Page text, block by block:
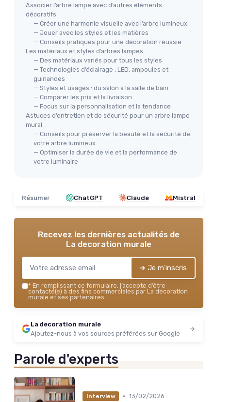
Associer l’arbre lampe avec d’autres éléments
décoratifs
— Créer une harmonie visuelle avec l’arbre lumineux
— Jouer avec les styles et les matières
— Conseils pratiques pour une décoration réussie
Les matériaux et styles d’arbres lampes
— Des matériaux variés pour tous les styles
— Technologies d’éclairage : LED, ampoules et
guirlandes
— Styles et usages : du salon à la salle de bain
— Comparer les prix et la livraison
— Focus sur la personnalisation et la tendance
Astuces d’entretien et de sécurité pour un arbre lampe
mural
— Conseils pour préserver la beauté et la sécurité de
votre arbre lumineux
— Optimiser la durée de vie et la performance de
votre luminaire
Résumer ChatGPT Claude Mistral
Recevez les dernières actualités de
La decoration murale
➔ Je m'inscris
* En remplissant ce formulaire, j’accepte d’être
contacté(e) à des fins commerciales par La decoration
murale et ses partenaires.
La decoration murale
Ajoutez-nous à vos sources préférées sur Google
Parole d'experts
Interview • 13/02/2026